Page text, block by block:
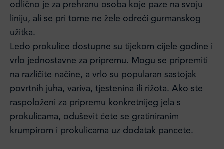
odlično je za prehranu osoba koje paze na svoju
liniju, ali se pri tome ne žele odreći gurmanskog
užitka.
Ledo prokulice dostupne su tijekom cijele godine i
vrlo jednostavne za pripremu. Mogu se pripremiti
na različite načine, a vrlo su popularan sastojak
povrtnih juha, variva, tjestenina ili rižota. Ako ste
raspoloženi za pripremu konkretnijeg jela s
prokulicama, oduševit ćete se gratiniranim
krumpirom i prokulicama uz dodatak pancete.